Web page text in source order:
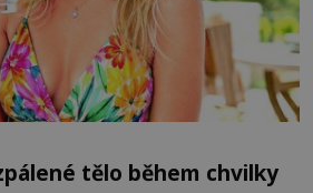
tělo během chvilky